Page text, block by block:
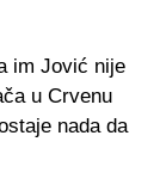
im Jović nije
u Crvenu
nada da